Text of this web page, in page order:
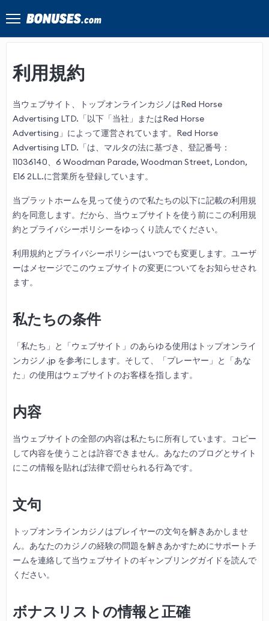
利用規約
当ウェブサイト、トップオンラインカジノはRed Horse
Advertising LTD.「以下「当社」またはRed Horse
Advertising」によって運営されています。Red Horse
Advertising LTD.「は、マルタの法に基づき、登記番号：
11036140、6 Woodman Parade, Woodman Street, London,
E16 2LL.に営業所を登録しています。
当プラットホームを見って使うので私たちの以下に記載の利用規
約を同意します。だから、当ウェブサイトを使う前にこの利用規
約とプライバシーポリシーをゆっくり読んでください。
利用規約とプライバシーポリシーはいつでも変更します。ユーザ
ーはメセージでこのウェブサイトの変更についてをお知らせされ
ます。
私たちの条件
「私たち」と「ウェブサイト」のあらゆる使用はトップオンライ
ンカジノ.jp を参考にします。そして、「プレーヤー」と「あな
た」の使用はウェブサイトのお客様を指します。
内容
当ウェブサイトの全部の内容は私たちに所有しています。コピー
して内容を使うことは許容できません。あなたのブログとサイト
にこの情報を貼れば法律で罰せられる行為です。
文句
トップオンラインカジノはプレイヤーの文句を解きあかしませ
ん。あなたのカジノの経験の問題を解きあかすためにサポートチ
ームを連絡して当ウェブサイトのギャンブリングガイドを読んで
ください。
ボナスリストの情報と正確